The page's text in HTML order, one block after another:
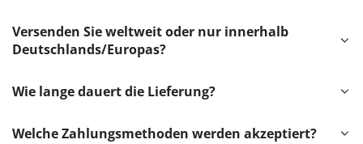
Versenden Sie weltweit oder nur innerhalb
Deutschlands/Europas?
Wie lange dauert die Lieferung?
Welche Zahlungsmethoden werden akzeptiert?